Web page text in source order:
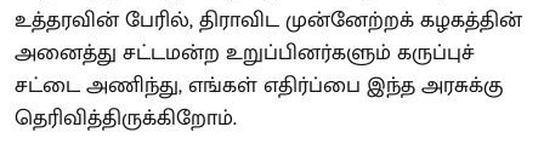
உத்தரவின் பேரில், திராவிட முன்னேற்றக் கழகத்தின்
அனைத்து சட்டமன்ற உறுப்பினர்களும் கருப்புச்
சட்டை அணிந்து, எங்கள் எதிர்ப்பை இந்த அரசுக்கு
தெரிவித்திருக்கிறோம்.